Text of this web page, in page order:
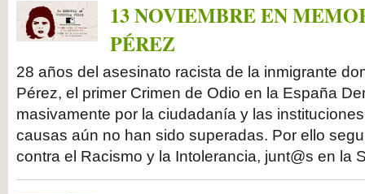
13 NOVIEMBRE EN
PÉREZ
28 años del asesinato racista de la inmigrante
Pérez, el primer Crimen de Odio en la España
masivamente por la ciudadanía y las
causas aún no han sido superadas. Por ello
contra el Racismo y la Intolerancia, junt@s en la